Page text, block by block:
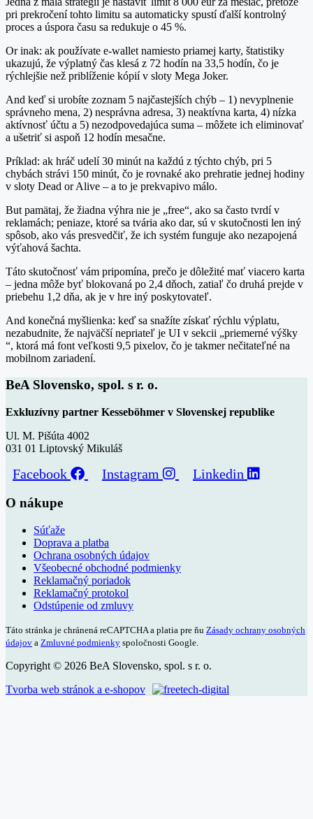
pri prekročení tohto limitu sa automaticky spustí ďalší kontrolný
proces a úspora času sa redukuje o 45 %.
Or inak: ak používate e-wallet namiesto priamej karty, štatistiky
ukazujú, že výplatný čas klesá z 72 hodín na 33,5 hodín, čo je
rýchlejšie než priblíženie kópií v sloty Mega Joker.
And keď si urobíte zoznam 5 najčastejších chýb – 1) nevyplnenie
správneho mena, 2) nesprávna adresa, 3) neaktívna karta, 4) nízka
aktívnosť účtu a 5) nezodpovedajúca suma – môžete ich eliminovať
a ušetriť si aspoň 12 hodín mesačne.
Príklad: ak hráč udelí 30 minút na každú z týchto chýb, pri 5
chybách strávi 150 minút, čo je rovnaké ako prehratie jednej hodiny
v sloty Dead or Alive – a to je prekvapivo málo.
But pamätaj, že žiadna výhra nie je „free“, ako sa často tvrdí v
reklamách; peniaze, ktoré sa tvária ako dar, sú v skutočnosti len iný
spôsob, ako vás presvedčiť, že ich systém funguje ako nezapojená
výťahová šachta.
Táto skutočnosť vám pripomína, prečo je dôležité mať viacero karta
– jedna môže byť blokovaná po 2,4 dňoch, zatiaľ čo druhá prejde v
priebehu 1,2 dňa, ak je v hre iný poskytovateľ.
And konečná myšlienka: keď sa snažíte získať rýchlu výplatu,
nezabudnite, že najväčší nepriateľ je UI v sekcii „priemerné výšky
“, ktorá má font veľkosti 9,5 pixelov, čo je takmer nečitateľné na
mobilnom zariadení.
BeA Slovensko, spol. s r. o.
Exkluzívny partner Kesseböhmer v Slovenskej republike
Ul. M. Pišúta 4002
031 01 Liptovský Mikuláš
Facebook Instagram Linkedin
O nákupe
Súťaže
Doprava a platba
Ochrana osobných údajov
Všeobecné obchodné podmienky
Reklamačný poriadok
Reklamačný protokol
Odstúpenie od zmluvy
Táto stránka je chránená reCAPTCHA a platia pre ňu Zásady ochrany osobných
údajov a Zmluvné podmienky spoločnosti Google.
Copyright © 2026 BeA Slovensko, spol. s r. o.
Tvorba web stránok a e-shopov